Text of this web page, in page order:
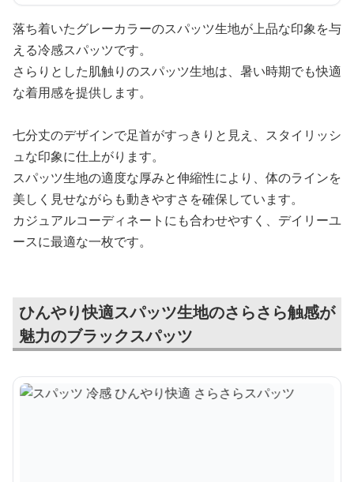
落ち着いたグレーカラーのスパッツ生地が上品な印象を与
える冷感スパッツです。
さらりとした肌触りのスパッツ生地は、暑い時期でも快適
な着用感を提供します。
七分丈のデザインで足首がすっきりと見え、スタイリッシ
ュな印象に仕上がります。
スパッツ生地の適度な厚みと伸縮性により、体のラインを
美しく見せながらも動きやすさを確保しています。
カジュアルコーディネートにも合わせやすく、デイリーユ
ースに最適な一枚です。
ひんやり快適スパッツ生地のさらさら触感が
魅力のブラックスパッツ